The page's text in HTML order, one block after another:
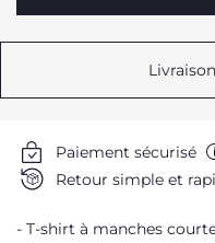
Paiement sécurisé
Retour simple et
T-shirt à manches